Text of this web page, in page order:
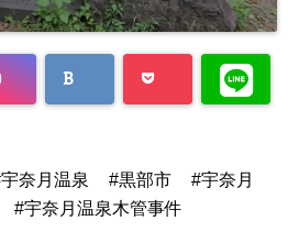
宇奈月温泉 黒部市
宇奈月
宇奈月温泉木管事件